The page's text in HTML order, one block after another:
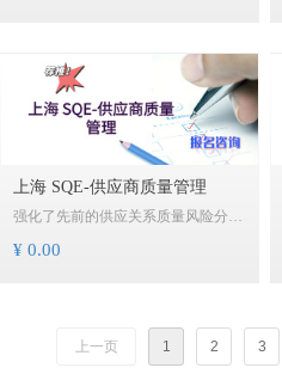
期课程邀请孙怡老师，帮助企业建立
系统的合规管理流程，兼顾中国法和
其他适用法域的合规要求，达到企业
内部合规资源的整合优化。
上海 SQE-供应商质量管理
强化了先前的供应关系质量风险分析
和操作手段，这部分是本课程的特有
力开发等方面融入了最前沿的系统方
法，成为贯穿课程始终的线索。
¥ 0.00
上一页 1 2 3